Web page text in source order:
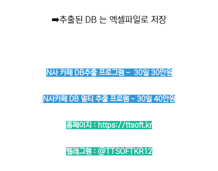
➡️추출된 DB 는 엑셀파일로 저장
N사 카페 DB추출 프로그램 - 30일 30만원
N사카페 DB 멀티 추출 프로램 - 30일 40만원
홈페이지 : https://ttsoft.kr
텔레그램 : @TTSOFTKR12